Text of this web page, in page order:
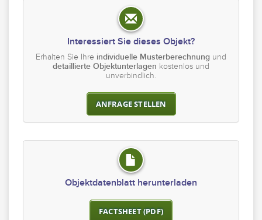
Interessiert Sie dieses Objekt?
Erhalten Sie Ihre individuelle Musterberechnung und
detaillierte Objektunterlagen kostenlos und
unverbindlich.
ANFRAGE STELLEN
Objektdatenblatt herunterladen
FACTSHEET (PDF)